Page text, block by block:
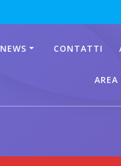
NEWS CONTATTI
AREA